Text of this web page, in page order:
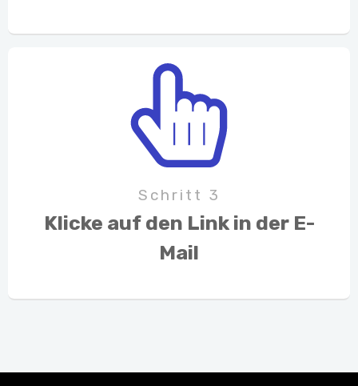
Schritt 3
​Klicke auf den Link in der E-
Mail